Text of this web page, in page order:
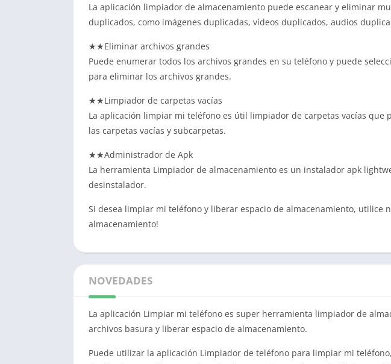
La aplicación limpiador de almacenamiento puede escanear y eliminar
duplicados, como imágenes duplicadas, vídeos duplicados, audios
★★Eliminar archivos grandes
Puede enumerar todos los archivos grandes en su teléfono y puede
para eliminar los archivos grandes.
★★Limpiador de carpetas vacías
La aplicación limpiar mi teléfono es útil limpiador de carpetas vacías que
las carpetas vacías y subcarpetas.
★★Administrador de Apk
La herramienta Limpiador de almacenamiento es un instalador apk
desinstalador.
Si desea limpiar mi teléfono y liberar espacio de almacenamiento, utilice
almacenamiento!
NOVEDADES
La aplicación Limpiar mi teléfono es super herramienta limpiador de
archivos basura y liberar espacio de almacenamiento.
Puede utilizar la aplicación Limpiador de teléfono para limpiar mi